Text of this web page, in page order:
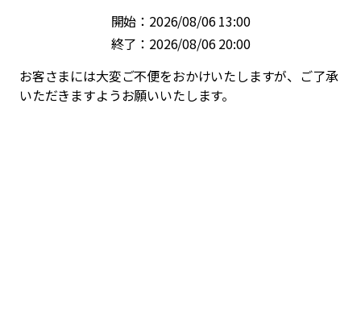
開始：2026/08/06 13:00
終了：2026/08/06 20:00
お客さまには大変ご不便をおかけいたしますが、ご了承
いただきますようお願いいたします。